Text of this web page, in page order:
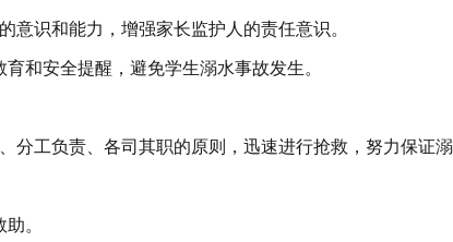
意识和能力，增强家长监护人的责任意识。
和安全提醒，避免学生溺水事故发生。
分工负责、各司其职的原则，迅速进行抢救，努力保证
。